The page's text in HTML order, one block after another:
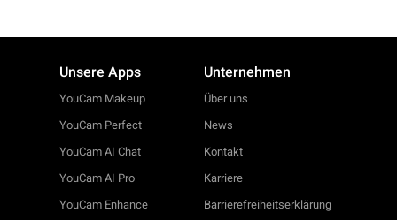
Unsere Apps
YouCam Makeup
YouCam Perfect
YouCam AI Chat
YouCam AI Pro
YouCam Enhance
Unternehmen
Über uns
News
Kontakt
Karriere
Barrierefreiheitserklärung